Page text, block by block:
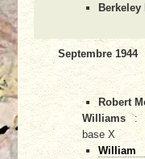
Septembre 1944
Robert
Williams:
base X